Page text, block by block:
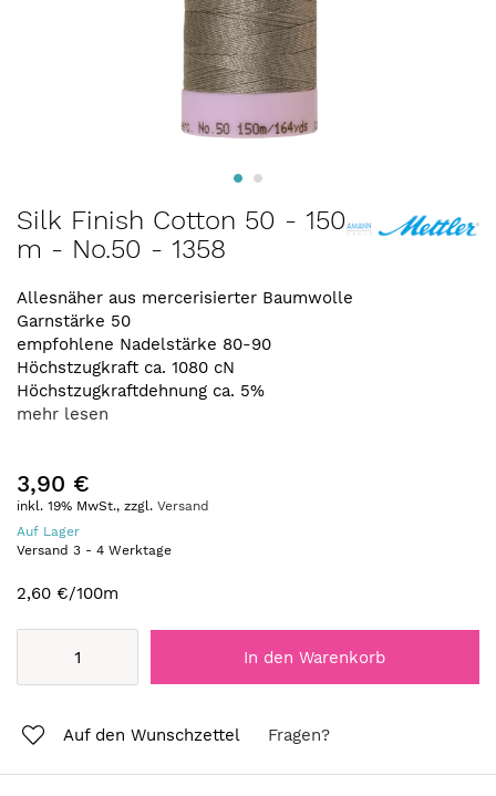
Zum
Anfang
der
springen
Silk Finish Cotton 50 - 150
m - No.50 - 1358
Allesnäher aus mercerisierter Baumwolle
Garnstärke 50
empfohlene Nadelstärke 80-90
Höchstzugkraft ca. 1080 cN
Höchstzugkraftdehnung ca. 5%
mehr lesen
3,90 €
inkl. 19% MwSt., zzgl. Versand
Auf Lager
Versand 3 - 4 Werktage
2,60 €/100m
In den Warenkorb
Auf den Wunschzettel Fragen?